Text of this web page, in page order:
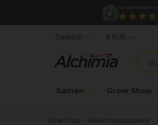
Samen Grow Shop
Deutsch € EUR
Grow Shop Beleuchtungssysteme